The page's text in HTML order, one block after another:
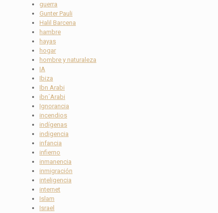
guerra
Gunter Pauli
Halil Barcena
hambre
hayas
hogar
hombre y naturaleza
IA
Ibiza
Ibn Arabi
ibn´Arabi
Ignorancia
incendios
indígenas
indigencia
infancia
infierno
inmanencia
inmigración
inteligencia
internet
Islam
Israel